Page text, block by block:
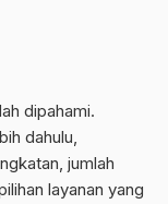
dipahami.
dahulu,
jumlah
layanan yang